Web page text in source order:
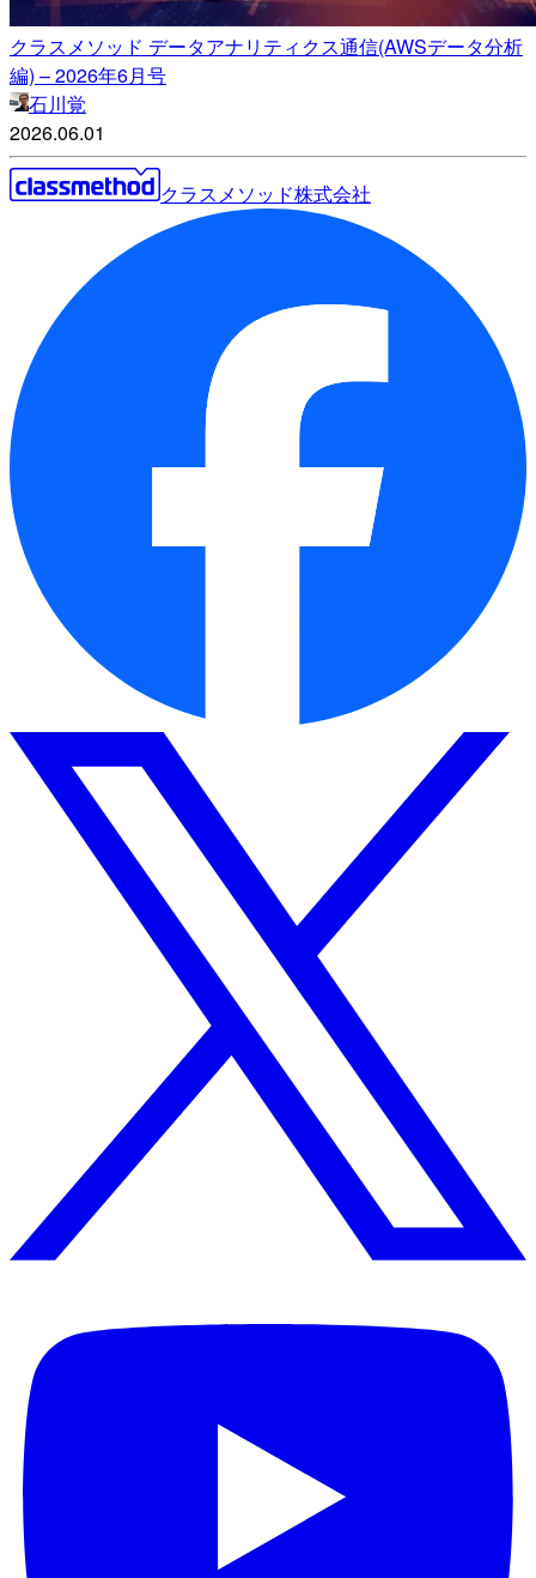
クラスメソッド データアナリティクス通信(AWSデータ分析
編) – 2026年6月号
石川覚
2026.06.01
クラスメソッド株式会社